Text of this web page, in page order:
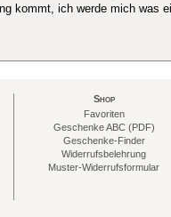
kommt, ich werde mich was
Shop
Favoriten
Geschenke ABC (PDF)
Geschenke-Finder
Widerrufsbelehrung
Muster-Widerrufsformular